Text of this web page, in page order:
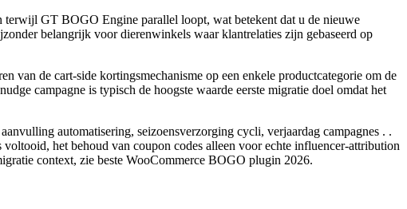
terwijl GT BOGO Engine parallel loopt, wat betekent dat u de nieuwe
belangrijk voor dierenwinkels waar klantrelaties zijn gebaseerd op
van de cart-side kortingsmechanisme op een enkele productcategorie om de
campagne is typisch de hoogste waarde eerste migratie doel omdat het
automatisering, seizoensverzorging cycli, verjaardag campagnes . .
het behoud van coupon codes alleen voor echte influencer-attribution
context, zie beste WooCommerce BOGO plugin 2026.